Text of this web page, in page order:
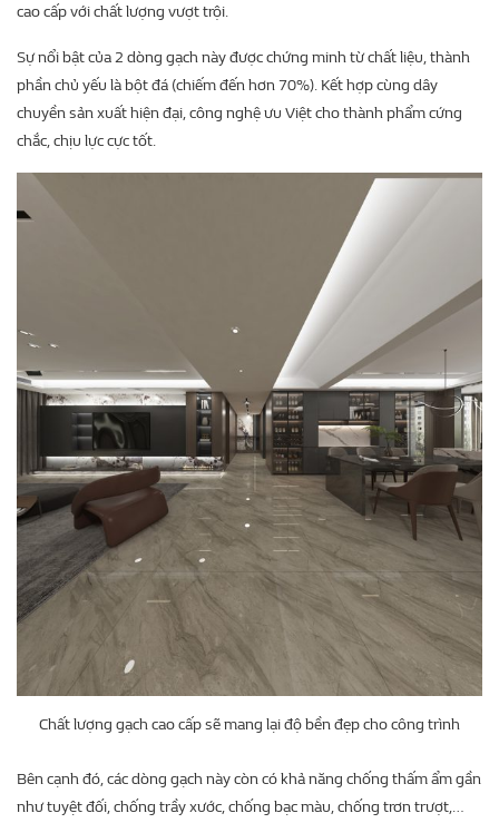
cao cấp với chất lượng vượt trội.
Sự nổi bật của 2 dòng gạch này được chứng minh từ chất liệu, thành
phần chủ yếu là bột đá (chiếm đến hơn 70%). Kết hợp cùng dây
chuyền sản xuất hiện đại, công nghệ ưu Việt cho thành phẩm cứng
chắc, chịu lực cực tốt.
Chất lượng gạch cao cấp sẽ mang lại độ bền đẹp cho công trình
Bên cạnh đó, các dòng gạch này còn có khả năng chống thấm ẩm gần
như tuyệt đối, chống trầy xước, chống bạc màu, chống trơn trượt,…